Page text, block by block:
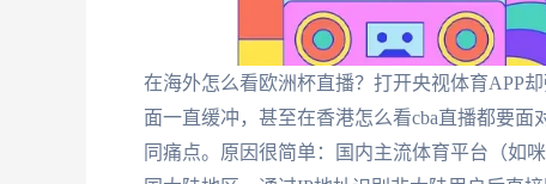
在海外怎么看欧洲杯直播？打开央视体育APP
面一直缓冲，甚至在香港怎么看cba直播都要
同痛点。原因很简单：国内主流体育平台（如